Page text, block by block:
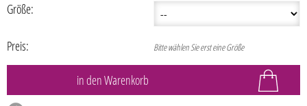
Größe:
Preis: Bitte wählen Sie erst eine Größe